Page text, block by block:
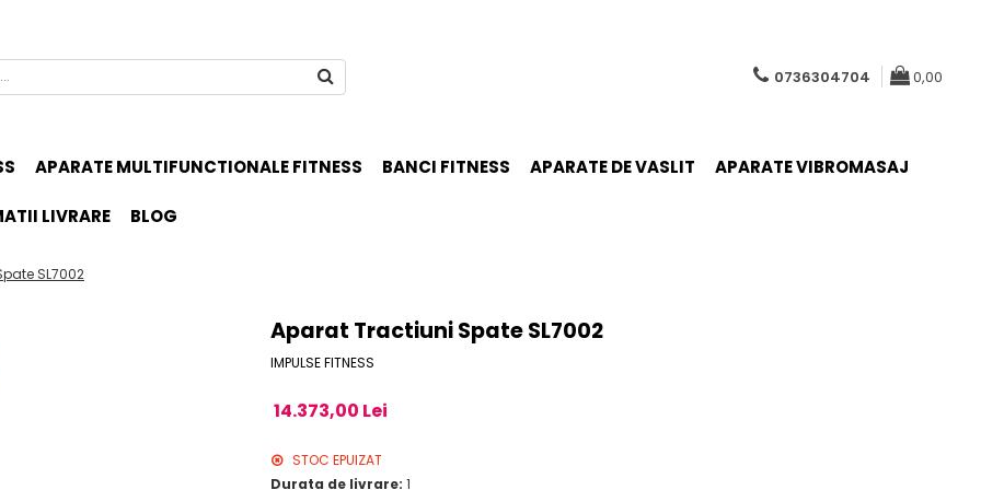
0736304704 0,00
APARATE MULTIFUNCTIONALE FITNESS BANCI FITNESS APARATE DE VASLIT APARATE VIBROMASAJ
LIVRARE BLOG
SL7002
Aparat Tractiuni Spate SL7002
IMPULSE FITNESS
14.373,00 Lei
STOC EPUIZAT
Durata de livrare: 1